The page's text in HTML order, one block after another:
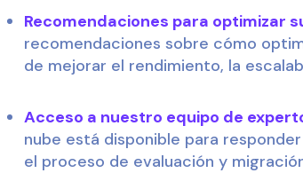
Recomendaciones para optimizar
recomendaciones sobre cómo
de mejorar el rendimiento, la
Acceso a nuestro equipo de
nube está disponible para
el proceso de evaluación y